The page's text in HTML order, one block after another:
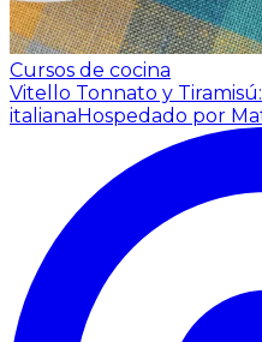
Cursos de cocina
Vitello Tonnato y
italianaHospedado por